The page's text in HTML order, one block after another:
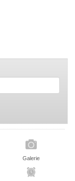
Galerie